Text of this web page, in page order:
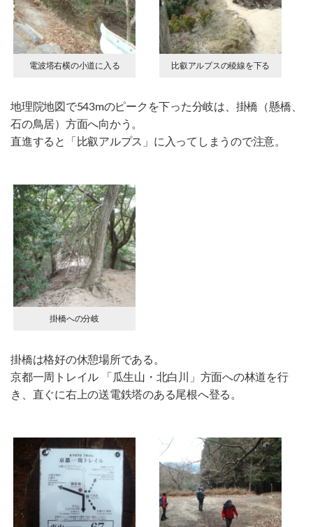
電波塔右横の小道に入る 比叡アルプスの稜線を下る
地理院地図で543mのピークを下った分岐は、掛橋（懸橋、
石の鳥居）方面へ向かう。
直進すると「比叡アルプス」に入ってしまうので注意。
掛橋への分岐
掛橋は格好の休憩場所である。
京都一周トレイル 「瓜生山・北白川」方面への林道を行
き、直ぐに右上の送電鉄塔のある尾根へ登る。